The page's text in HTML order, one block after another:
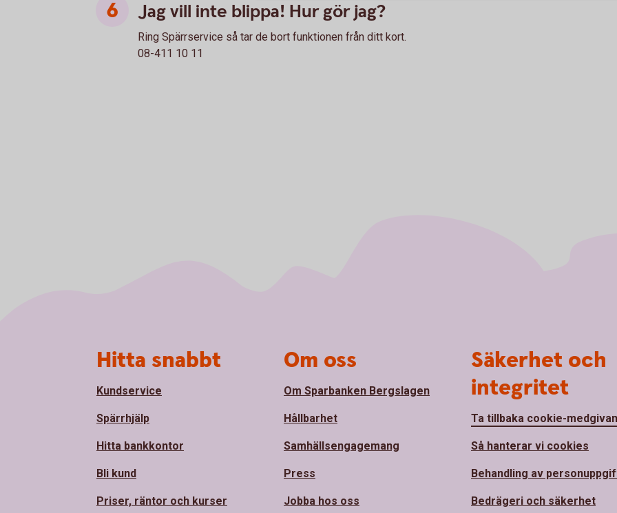
Jag vill inte blippa! Hur gör jag?
Ring Spärrservice så tar de bort funktionen från ditt kort.
08-411 10 11
Hitta snabbt
Kundservice
Spärrhjälp
Hitta bankkontor
Bli kund
Priser, räntor och kurser
Om oss
Om Sparbanken Bergslagen
Hållbarhet
Samhällsengagemang
Press
Jobba hos oss
Säkerhet och
integritet
Ta tillbaka cookie-
Så hanterar vi cookies
Behandling av
Bedrägeri och säkerhet